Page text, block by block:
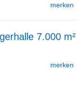
merken
7.000 m²
merken